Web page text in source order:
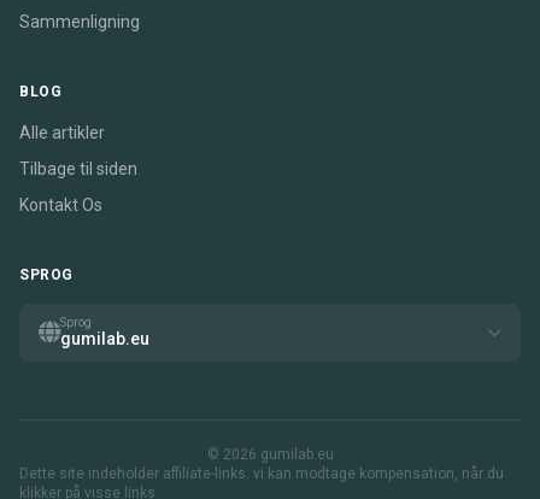
Sammenligning
BLOG
Alle artikler
Tilbage til siden
Kontakt Os
SPROG
Sprog
gumilab.eu
© 2026 gumilab.eu
Dette site indeholder affiliate-links. vi kan modtage kompensation, når du
klikker på visse links.